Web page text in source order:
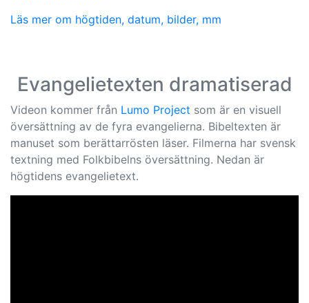
Läs mer om högtiden, datum, bilder, mm
Evangelietexten dramatiserad
Videon kommer från Lumo Project som är en visuell
översättning av de fyra evangelierna. Bibeltexten är
manuset som berättarrösten läser. Filmerna har svensk
textning med Folkbibelns översättning. Nedan är
högtidens evangelietext.